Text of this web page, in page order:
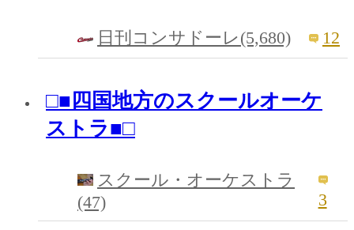
日刊コンサドーレ(5,680) 12
□■四国地方のスクールオーケ
ストラ■□
スクール・オーケストラ
(47)
3